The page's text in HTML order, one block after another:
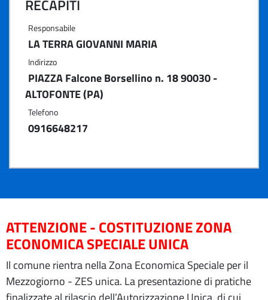
RECAPITI
Responsabile
LA TERRA GIOVANNI MARIA
Indirizzo
PIAZZA Falcone Borsellino n. 18 90030 -
ALTOFONTE (PA)
Telefono
0916648217
ATTENZIONE - COSTITUZIONE ZONA
ECONOMICA SPECIALE UNICA
Il comune rientra nella Zona Economica Speciale per il
Mezzogiorno - ZES unica. La presentazione di pratiche